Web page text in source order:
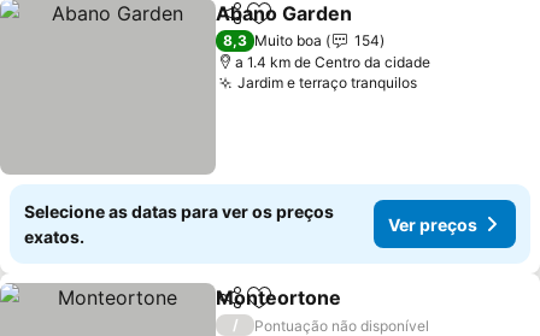
PartilharAdicionar aos favoritos
Abano Garden
8,3 Muito boa
154
a 1.4 km de Centro da cidade
Jardim e terraço tranquilos
Selecione as datas para ver os preços
exatos.
Ver preços
PartilharAdicionar aos favoritos
Monteortone
/
Pontuação não disponível